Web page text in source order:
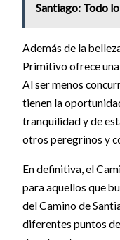
Santiago: Todo
Además de la
Primitivo ofrece
Al ser menos
tienen la
tranquilidad y de
otros peregrinos y
En definitiva, el
para aquellos que
del Camino de
diferentes puntos